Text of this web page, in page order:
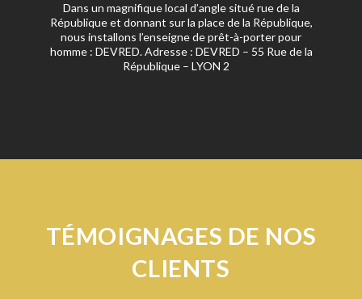
Dans un magnifique local d’angle situé rue de la
République et donnant sur la place de la République,
nous installons l’enseigne de prêt-à-porter pour
homme : DEVRED. Adresse : DEVRED – 55 Rue de la
République – LYON 2
TÉMOIGNAGES DE NOS
CLIENTS